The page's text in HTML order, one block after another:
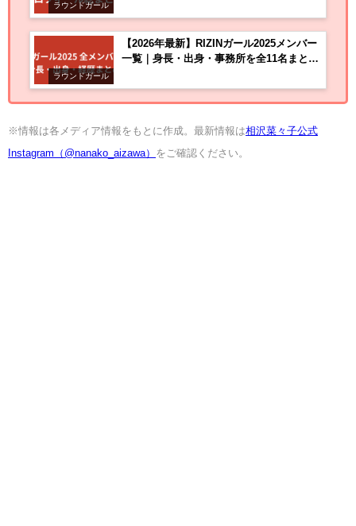
ラウンドガール
ラウンドガール
【2026年最新】RIZINガール2025メンバー
一覧｜身長・出身・事務所を全11名まとめ
※情報は各メディア情報をもとに作成。最新情報は相沢菜々子公式
Instagram（@nanako_aizawa） をご確認ください。